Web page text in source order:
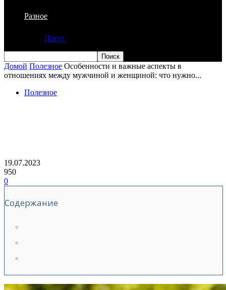
Разное
Досуг
Домой Полезное Особенности и важные аспекты в
отношениях между мужчиной и женщиной: что нужно...
Полезное
19.07.2023
950
0
Содержание